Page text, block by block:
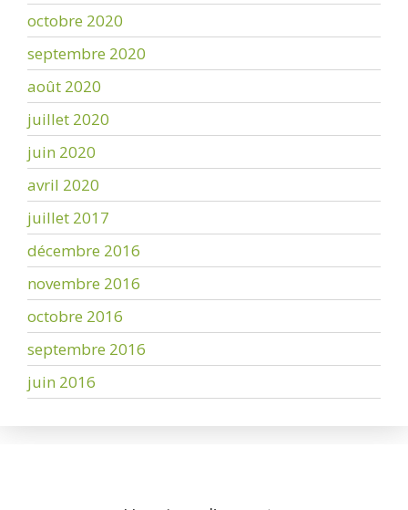
octobre 2020
septembre 2020
août 2020
juillet 2020
juin 2020
avril 2020
juillet 2017
décembre 2016
novembre 2016
octobre 2016
septembre 2016
juin 2016